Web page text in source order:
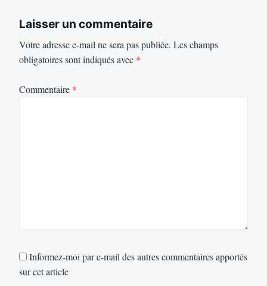
Laisser un commentaire
Votre adresse e-mail ne sera pas publiée. Les champs
obligatoires sont indiqués avec *
Commentaire *
Informez-moi par e-mail des autres commentaires apportés
sur cet article